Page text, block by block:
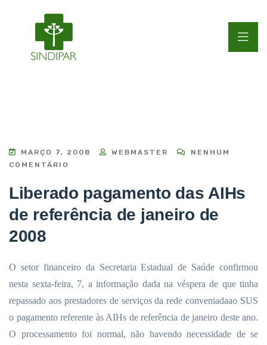
MARÇO 7, 2008 WEBMASTER
NENHUM
COMENTÁRIO
Liberado pagamento das AIHs
de referência de janeiro de
2008
O setor financeiro da Secretaria Estadual de Saúde confirmou
nesta sexta-feira, 7, a informação dada na véspera de que tinha
repassado aos prestadores de serviços da rede conveniadaao SUS
o pagamento referente às AIHs de referência de janeiro deste ano.
O processamento foi normal, não havendo necessidade de se